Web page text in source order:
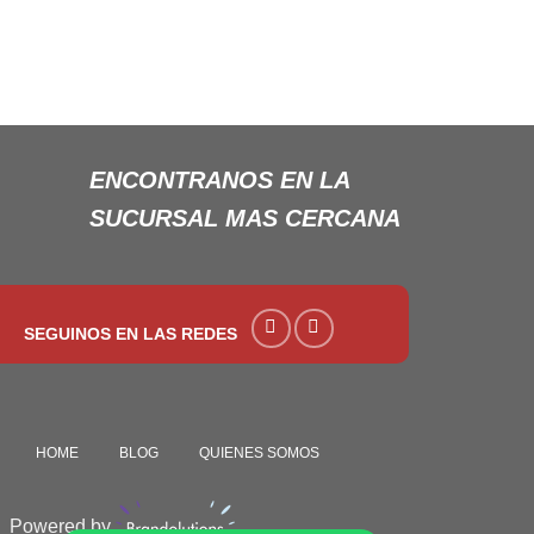
ENCONTRANOS EN LA
SUCURSAL MAS CERCANA
SEGUINOS EN LAS REDES
HOME BLOG QUIENES SOMOS
Powered by